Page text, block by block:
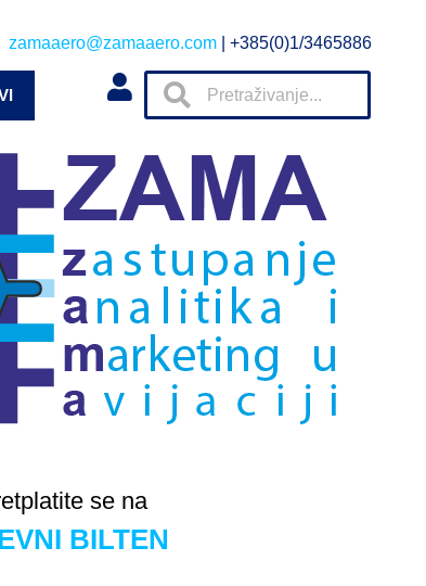
zamaaero@zamaaero.com | +385(0)1/3465886
se na
BILTEN